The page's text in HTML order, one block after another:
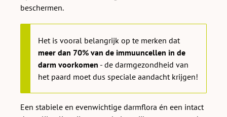
beschermen.
Het is vooral belangrijk op te merken dat
meer dan 70% van de immuuncellen in de
darm voorkomen - de darmgezondheid van
het paard moet dus speciale aandacht krijgen!
Een stabiele en evenwichtige darmflora én een intact